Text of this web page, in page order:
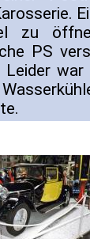
zu
PS
Leider